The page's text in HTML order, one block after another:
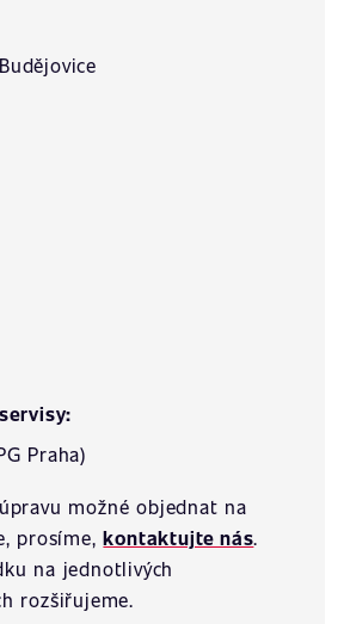
Praha)
možné objednat na
prosíme,kontaktujte nás.
na jednotlivých
rozšiřujeme.